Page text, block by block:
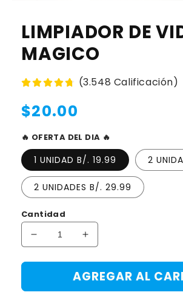
LIMPIADOR DE
MAGICO
(3.548 Calificación)
Precio
$20.00
🔥 OFERTA DEL DIA 🔥
1 UNIDAD B/. 19.99 2
2 UNIDADES B/. 29.99
Cantidad
Reducir
para
LIMPIADOR
DE
Aumentar
para
LIMPIADOR
DE
AGREGAR AL